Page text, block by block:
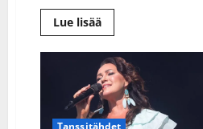
Lue lisääLue
lisää
80-
luvun
iskelmälaulaja
Minna
Ikonen:
iso
leikkaus
Tanssitähdet